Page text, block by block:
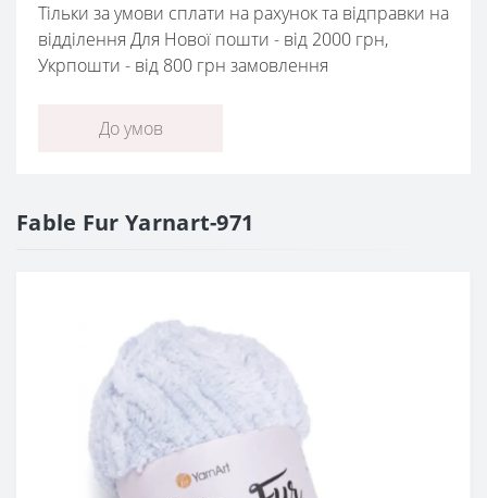
Тільки за умови сплати на рахунок та відправки на
відділення Для Нової пошти - від 2000 грн,
Укрпошти - від 800 грн замовлення
До умов
Fable Fur Yarnart-971